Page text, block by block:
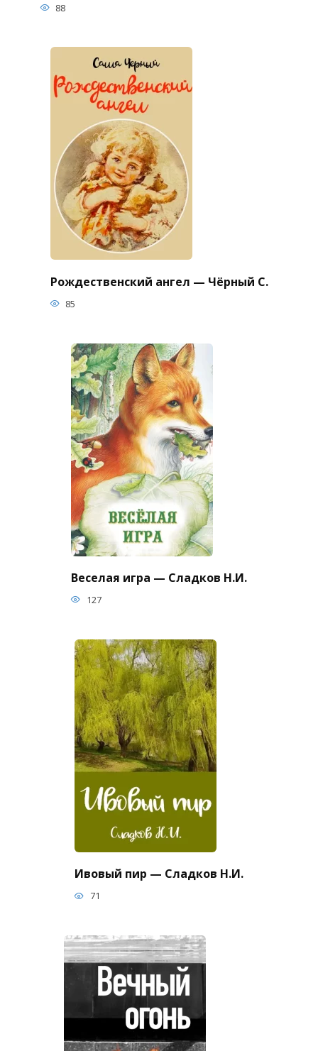
88
Рождественский ангел — Чёрный С.
85
Веселая игра — Сладков Н.И.
127
Ивовый пир — Сладков Н.И.
71